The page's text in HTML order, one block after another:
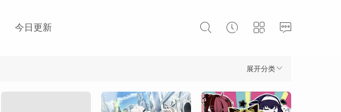
今日更新
展开分类